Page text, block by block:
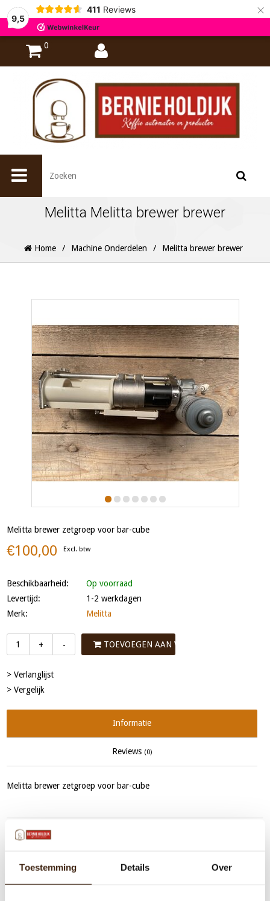
Toestemming Details Over
9,5
411 Reviews ×
0
Melitta Melitta brewer brewer
Home / Machine Onderdelen / Melitta brewer brewer
Melitta brewer zetgroep voor bar-cube
€100,00 Excl. btw
Beschikbaarheid:
Op voorraad
Levertijd:
1-2 werkdagen
Merk:
Melitta
+ - TOEVOEGEN AAN WINKELWAGEN
> Verlanglijst
> Vergelijk
Informatie
Reviews (0)
Melitta brewer zetgroep voor bar-cube